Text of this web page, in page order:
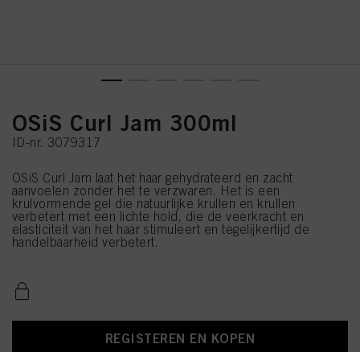
OSiS Curl Jam 300ml
ID-nr. 3079317
OSiS Curl Jam laat het haar gehydrateerd en zacht
aanvoelen zonder het te verzwaren. Het is een
krulvormende gel die natuurlijke krullen en krullen
verbetert met een lichte hold, die de veerkracht en
elasticiteit van het haar stimuleert en tegelijkertijd de
handelbaarheid verbetert.
REGISTEREN EN KOPEN